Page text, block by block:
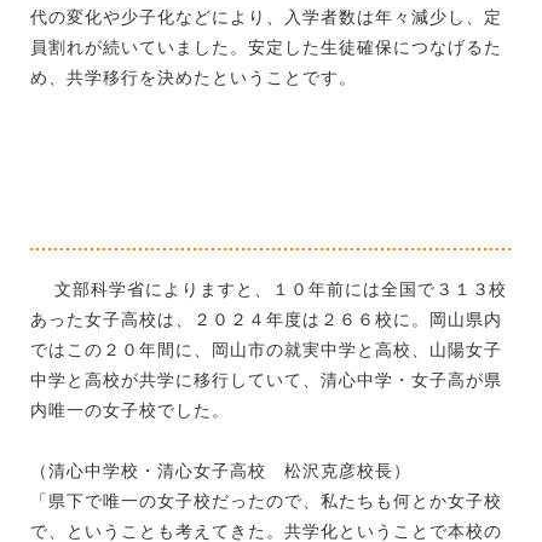
代の変化や少子化などにより、入学者数は年々減少し、定
員割れが続いていました。安定した生徒確保につなげるた
め、共学移行を決めたということです。
文部科学省によりますと、１０年前には全国で３１３校
あった女子高校は、２０２４年度は２６６校に。岡山県内
ではこの２０年間に、岡山市の就実中学と高校、山陽女子
中学と高校が共学に移行していて、清心中学・女子高が県
内唯一の女子校でした。
（清心中学校・清心女子高校 松沢克彦校長）
「県下で唯一の女子校だったので、私たちも何とか女子校
で、ということも考えてきた。共学化ということで本校の